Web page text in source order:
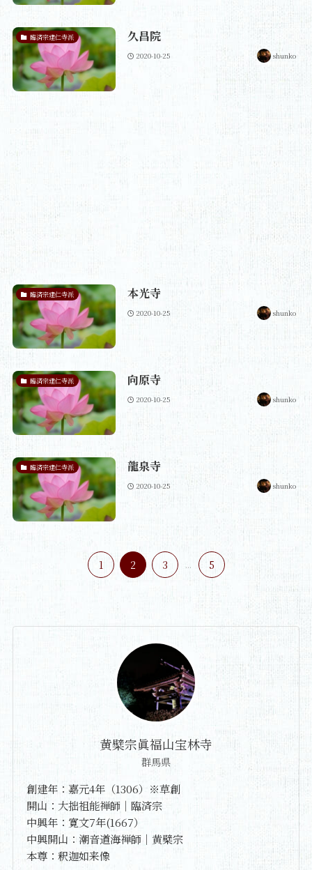
臨済宗建仁寺派 久昌院
2020-10-25 shunko
臨済宗建仁寺派 本光寺
2020-10-25 shunko
臨済宗建仁寺派 向原寺
2020-10-25 shunko
臨済宗建仁寺派 龍泉寺
2020-10-25 shunko
1 2 3 ... 5
黄檗宗眞福山宝林寺
群馬県
創建年：嘉元4年（1306）※草創
開山：大拙祖能禅師｜臨済宗
中興年：寛文7年(1667）
中興開山：潮音道海禅師｜黄檗宗
本尊：釈迦如来像